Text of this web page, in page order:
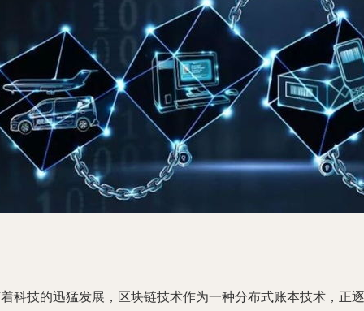
科技的迅猛发展，区块链技术作为一种分布式账本技术，正逐